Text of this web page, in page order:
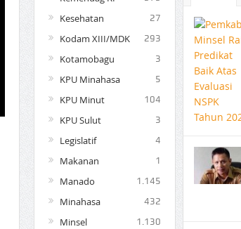
Kesehatan 27
Kodam XIII/MDK 293
Kotamobagu 3
KPU Minahasa 5
KPU Minut 104
KPU Sulut 3
Legislatif 4
Makanan 1
Manado 1.145
Minahasa 432
Minsel 1.130